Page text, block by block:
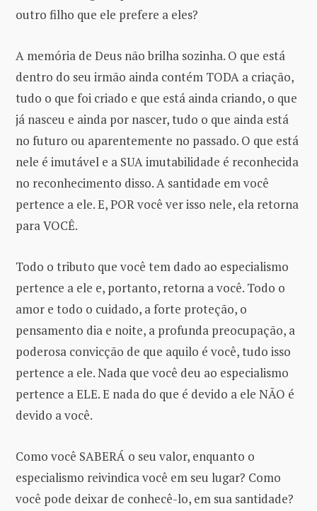
outro filho que ele prefere a eles?
A memória de Deus não brilha sozinha. O que está
dentro do seu irmão ainda contém TODA a criação,
tudo o que foi criado e que está ainda criando, o que
já nasceu e ainda por nascer, tudo o que ainda está
no futuro ou aparentemente no passado. O que está
nele é imutável e a SUA imutabilidade é reconhecida
no reconhecimento disso. A santidade em você
pertence a ele. E, POR você ver isso nele, ela retorna
para VOCÊ.
Todo o tributo que você tem dado ao especialismo
pertence a ele e, portanto, retorna a você. Todo o
amor e todo o cuidado, a forte proteção, o
pensamento dia e noite, a profunda preocupação, a
poderosa convicção de que aquilo é você, tudo isso
pertence a ele. Nada que você deu ao especialismo
pertence a ELE. E nada do que é devido a ele NÃO é
devido a você.
Como você SABERÁ o seu valor, enquanto o
especialismo reivindica você em seu lugar? Como
você pode deixar de conhecê-lo, em sua santidade?